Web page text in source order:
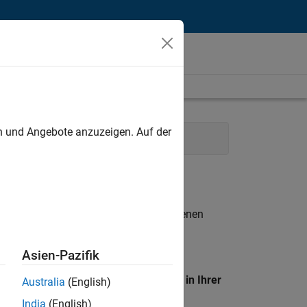
Operations Human Resources
. Wenn Sie noch immer keine offenen
unseres
Standort, um alle Stellenangebote in Ihrer
Angebote anzuzeigen. Auf der
Asien-Pazifik
Australia (English)
India (English)